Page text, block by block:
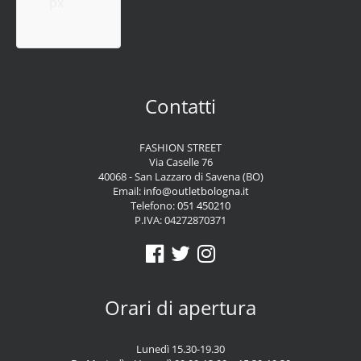
Contatti
FASHION STREET
Via Caselle 76
40068 - San Lazzaro di Savena (BO)
Email: info@outletbologna.it
Telefono:051 450210
P.IVA: 04272870371
Orari di apertura
Lunedì 15.30-19.30